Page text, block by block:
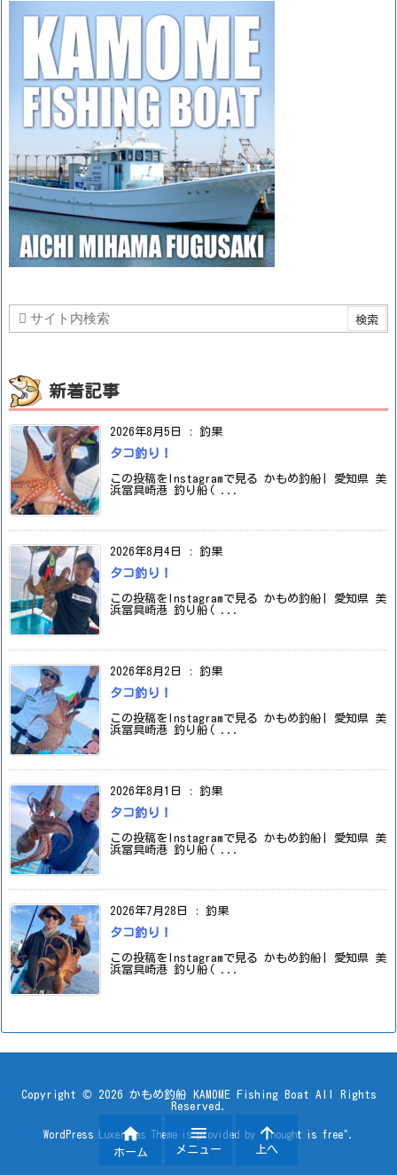
新着記事
2026年8月5日 : 釣果
タコ釣り！
この投稿をInstagramで見る かもめ釣船| 愛知県 美
浜冨具崎港 釣り船( ...
2026年8月4日 : 釣果
タコ釣り！
この投稿をInstagramで見る かもめ釣船| 愛知県 美
浜冨具崎港 釣り船( ...
2026年8月2日 : 釣果
タコ釣り！
この投稿をInstagramで見る かもめ釣船| 愛知県 美
浜冨具崎港 釣り船( ...
2026年8月1日 : 釣果
タコ釣り！
この投稿をInstagramで見る かもめ釣船| 愛知県 美
浜冨具崎港 釣り船( ...
2026年7月28日 : 釣果
タコ釣り！
この投稿をInstagramで見る かもめ釣船| 愛知県 美
浜冨具崎港 釣り船( ...
Copyright © 2026 かもめ釣船 KAMOME Fishing Boat All Rights
Reserved.
WordPress Luxeritas Theme is provided by "Thought is free".

ホーム

メニュー

上へ